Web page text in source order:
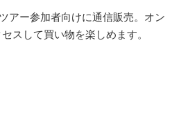
アー参加者向けに通信販売。オン
スして買い物を楽しめます。